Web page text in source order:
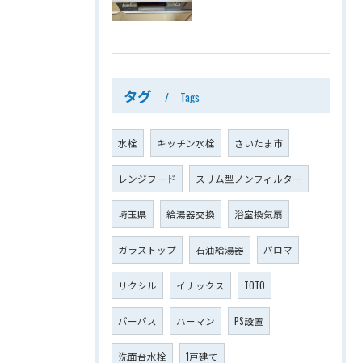
タグ Tags
水栓 キッチン水栓 さいたま市
レンジフード スリム型ノンフィルター
埼玉県 給湯器交換 浴室換気扇
ガラストップ 石油給湯器 パロマ
リクシル イナックス TOTO
パーパス ハーマン PS設置
洗面台水栓 1戸建て